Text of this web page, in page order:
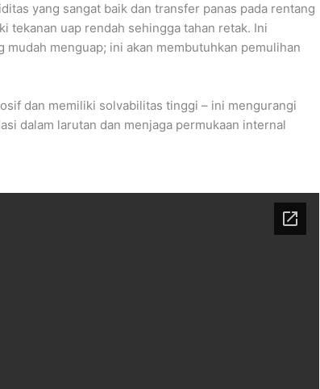
yang sangat baik dan transfer panas pada rentang
tekanan uap rendah sehingga tahan retak. Ini
menguap; ini akan membutuhkan pemulihan
dan memiliki solvabilitas tinggi – ini mengurangi
dalam larutan dan menjaga permukaan internal